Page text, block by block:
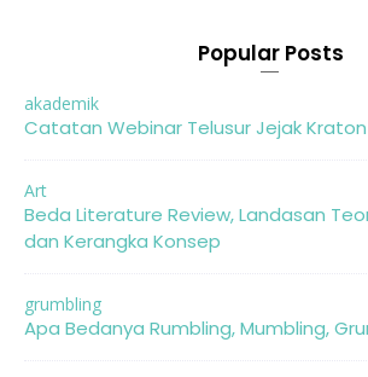
Popular Posts
akademik
Catatan Webinar Telusur Jejak
Art
Beda Literature Review, Landasan
dan Kerangka Konsep
grumbling
Apa Bedanya Rumbling, Mumbling,